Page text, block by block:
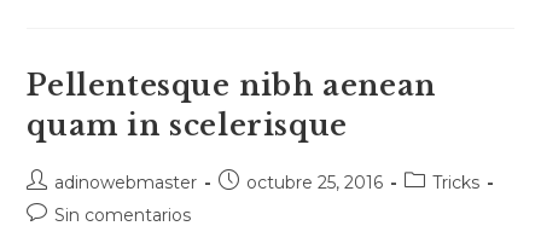
Pellentesque nibh aenean
quam in scelerisque
Autor
de
adinowebmaster
Publicación
octubre 25, 2016
Categoría
Tricks
Comentarios
Sin comentarios